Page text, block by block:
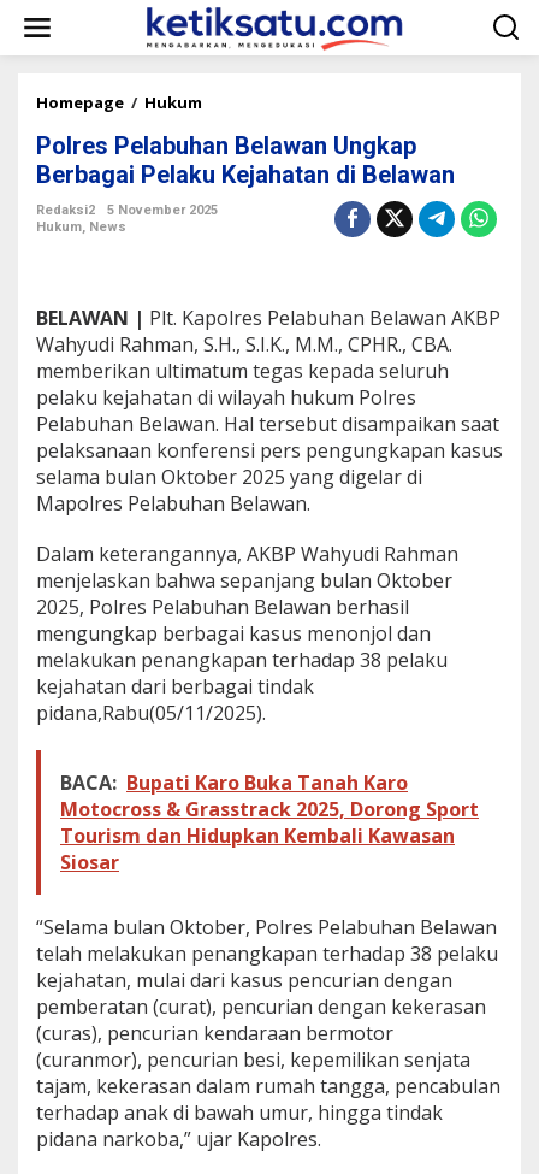
w
Homepage / Hukum
l
r
e
s
b
u
h
a
n
B
e
l
w
n
U
n
k
a
p
B
b
a
g
a
l
a
u
K
e
j
a
h
a
t
Polres Pelabuhan Belawan Ungkap
Berbagai Pelaku Kejahatan di Belawan
Redaksi2
5 November 2025
Hukum, News
BELAWAN | Plt. Kapolres Pelabuhan Belawan AKBP
Wahyudi Rahman, S.H., S.I.K., M.M., CPHR., CBA.
memberikan ultimatum tegas kepada seluruh
pelaku kejahatan di wilayah hukum Polres
Pelabuhan Belawan. Hal tersebut disampaikan saat
pelaksanaan konferensi pers pengungkapan kasus
selama bulan Oktober 2025 yang digelar di
Mapolres Pelabuhan Belawan.
Dalam keterangannya, AKBP Wahyudi Rahman
menjelaskan bahwa sepanjang bulan Oktober
2025, Polres Pelabuhan Belawan berhasil
mengungkap berbagai kasus menonjol dan
melakukan penangkapan terhadap 38 pelaku
kejahatan dari berbagai tindak
pidana,Rabu(05/11/2025).
BACA: Bupati Karo Buka Tanah Karo
Motocross & Grasstrack 2025, Dorong Sport
Tourism dan Hidupkan Kembali Kawasan
Siosar
“Selama bulan Oktober, Polres Pelabuhan Belawan
telah melakukan penangkapan terhadap 38 pelaku
kejahatan, mulai dari kasus pencurian dengan
pemberatan (curat), pencurian dengan kekerasan
(curas), pencurian kendaraan bermotor
(curanmor), pencurian besi, kepemilikan senjata
tajam, kekerasan dalam rumah tangga, pencabulan
terhadap anak di bawah umur, hingga tindak
pidana narkoba,” ujar Kapolres.